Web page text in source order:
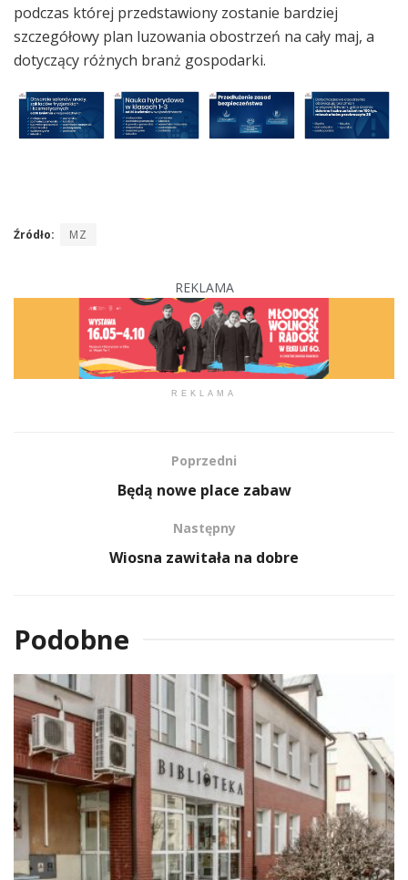
podczas której przedstawiony zostanie bardziej
szczegółowy plan luzowania obostrzeń na cały maj, a
dotyczący różnych branż gospodarki.
Źródło: MZ
REKLAMA
REKLAMA
Poprzedni
Będą nowe place zabaw
Następny
Wiosna zawitała na dobre
Podobne